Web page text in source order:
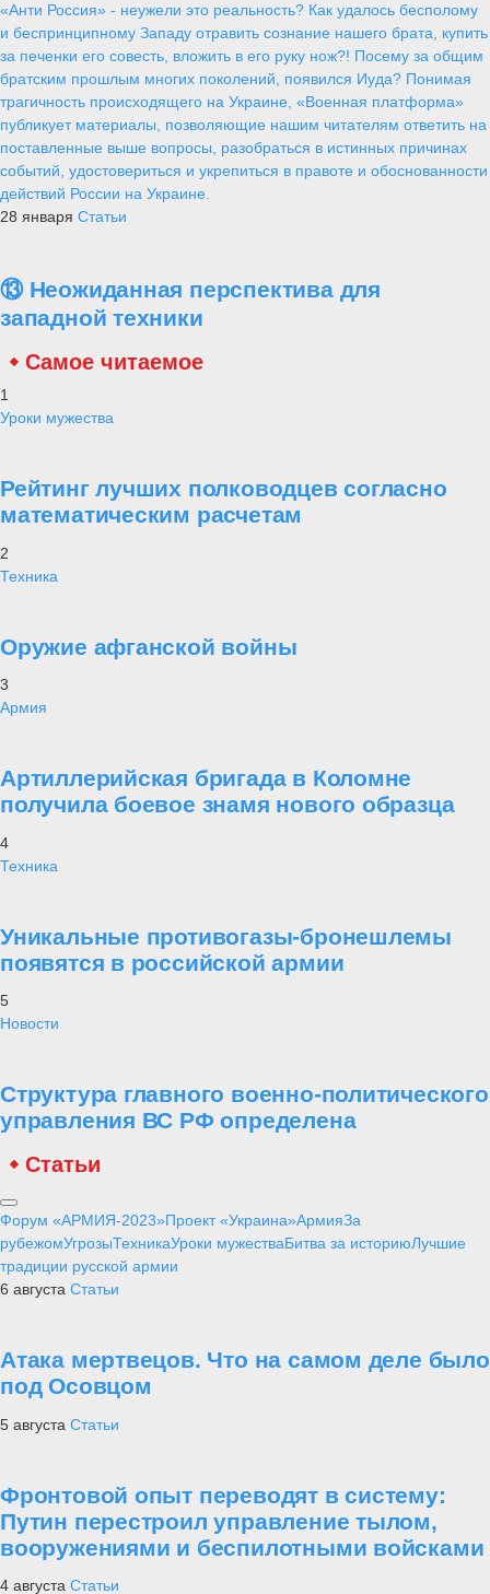
«Анти Россия» - неужели это реальность? Как удалось бесполому
и беспринципному Западу отравить сознание нашего брата, купить
за печенки его совесть, вложить в его руку нож?! Посему за общим
братским прошлым многих поколений, появился Иуда? Понимая
трагичность происходящего на Украине, «Военная платформа»
публикует материалы, позволяющие нашим читателям ответить на
поставленные выше вопросы, разобраться в истинных причинах
событий, удостовериться и укрепиться в правоте и обоснованности
действий России на Украине.
28 января Статьи
⑬ Неожиданная перспектива для
западной техники
Самое читаемое
1
Уроки мужества
Рейтинг лучших полководцев согласно
математическим расчетам
2
Техника
Оружие афганской войны
3
Армия
Артиллерийская бригада в Коломне
получила боевое знамя нового образца
4
Техника
Уникальные противогазы-бронешлемы
появятся в российской армии
5
Новости
Структура главного военно-политического
управления ВС РФ определена
Статьи
Форум «АРМИЯ-2023»Проект «Украина»АрмияЗа
рубежомУгрозыТехникаУроки мужестваБитва за историюЛучшие
традиции русской армии
6 августа Статьи
Атака мертвецов. Что на самом деле было
под Осовцом
5 августа Статьи
Фронтовой опыт переводят в систему:
Путин перестроил управление тылом,
вооружениями и беспилотными войсками
4 августа Статьи